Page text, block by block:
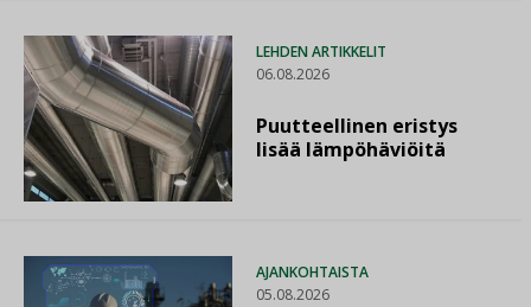
LEHDEN ARTIKKELIT
06.08.2026
Puutteellinen eristys
lisää lämpöhäviöitä
AJANKOHTAISTA
05.08.2026